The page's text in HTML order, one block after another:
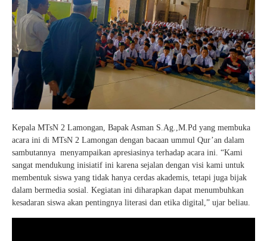
Kepala MTsN 2 Lamongan, Bapak Asman S.Ag.,M.Pd yang membuka
acara ini di MTsN 2 Lamongan dengan bacaan ummul Qur’an dalam
sambutannya menyampaikan apresiasinya terhadap acara ini. “Kami
sangat mendukung inisiatif ini karena sejalan dengan visi kami untuk
membentuk siswa yang tidak hanya cerdas akademis, tetapi juga bijak
dalam bermedia sosial. Kegiatan ini diharapkan dapat menumbuhkan
kesadaran siswa akan pentingnya literasi dan etika digital,” ujar beliau.